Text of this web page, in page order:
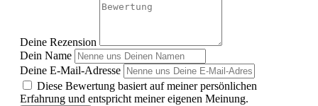
Deine Rezension
Dein Name
Deine E-Mail-Adresse
Diese Bewertung basiert auf meiner persönlichen
Erfahrung und entspricht meiner eigenen Meinung.